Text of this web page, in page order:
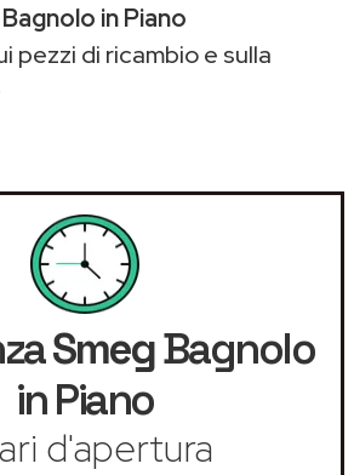
in Piano
pezzi di ricambio e sulla
SmegBagnolo
in Piano
d'apertura